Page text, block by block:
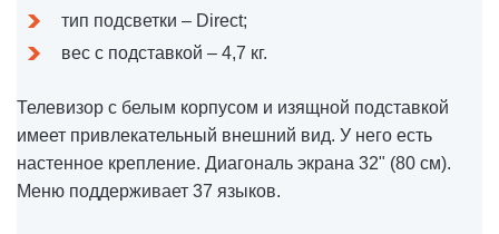
тип подсветки – Direct;
вес с подставкой – 4,7 кг.
Телевизор с белым корпусом и изящной подставкой
имеет привлекательный внешний вид. У него есть
настенное крепление. Диагональ экрана 32" (80 см).
Меню поддерживает 37 языков.